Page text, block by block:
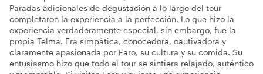
Paradas adicionales de degustación a lo largo del tour
completaron la experiencia a la perfección. Lo que hizo la
experiencia verdaderamente especial, sin embargo, fue la
propia Telma. Era simpática, conocedora, cautivadora y
claramente apasionada por Faro, su cultura y su comida. Su
entusiasmo hizo que todo el tour se sintiera relajado, auténtico